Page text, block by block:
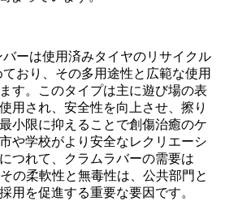
バーは使用済みタイヤのリサイクル
おり、その多用途性と広範な使用
す。このタイプは主に遊び場の表
用され、安全性を向上させ、擦り
小限に抑えることで創傷治癒のケ
や学校がより安全なレクリエーシ
つれて、クラムラバーの需要は
の柔軟性と無毒性は、公共部門と
用を促進する重要な要因です。